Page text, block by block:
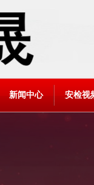
新闻中心 安检视